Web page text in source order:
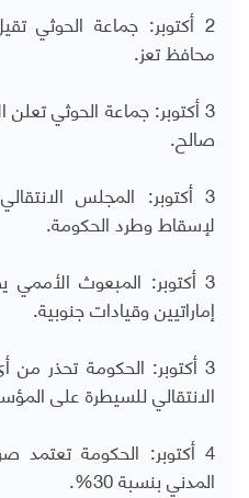
2 أكتوبر: جماعة
محافظ تعز.
3 أكتوبر: جماعة الحوثي
صالح.
3 أكتوبر: المجلس
لإسقاط وطرد الحكومة.
3 أكتوبر: المبعوث
إماراتيين وقيادات جنوبية.
3 أكتوبر: الحكومة
الانتقالي للسيطرة على
4 أكتوبر: الحكومة تعتمد
المدني بنسبة 30%.